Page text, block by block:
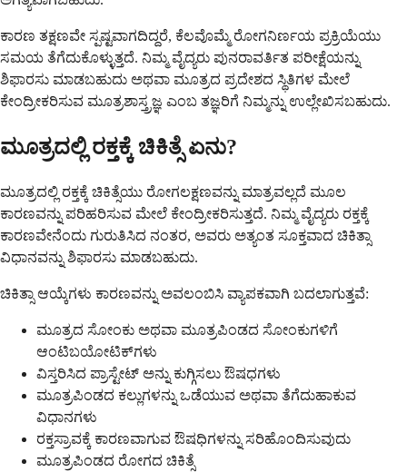
ಕಾರಣ ತಕ್ಷಣವೇ ಸ್ಪಷ್ಟವಾಗದಿದ್ದರೆ, ಕೆಲವೊಮ್ಮೆ ರೋಗನಿರ್ಣಯ ಪ್ರಕ್ರಿಯೆಯು
ಸಮಯ ತೆಗೆದುಕೊಳ್ಳುತ್ತದೆ. ನಿಮ್ಮ ವೈದ್ಯರು ಪುನರಾವರ್ತಿತ ಪರೀಕ್ಷೆಯನ್ನು
ಶಿಫಾರಸು ಮಾಡಬಹುದು ಅಥವಾ ಮೂತ್ರದ ಪ್ರದೇಶದ ಸ್ಥಿತಿಗಳ ಮೇಲೆ
ಕೇಂದ್ರೀಕರಿಸುವ ಮೂತ್ರಶಾಸ್ತ್ರಜ್ಞ ಎಂಬ ತಜ್ಞರಿಗೆ ನಿಮ್ಮನ್ನು ಉಲ್ಲೇಖಿಸಬಹುದು.
ಮೂತ್ರದಲ್ಲಿ ರಕ್ತಕ್ಕೆ ಚಿಕಿತ್ಸೆ ಏನು?
ಮೂತ್ರದಲ್ಲಿ ರಕ್ತಕ್ಕೆ ಚಿಕಿತ್ಸೆಯು ರೋಗಲಕ್ಷಣವನ್ನು ಮಾತ್ರವಲ್ಲದೆ ಮೂಲ
ಕಾರಣವನ್ನು ಪರಿಹರಿಸುವ ಮೇಲೆ ಕೇಂದ್ರೀಕರಿಸುತ್ತದೆ. ನಿಮ್ಮ ವೈದ್ಯರು ರಕ್ತಕ್ಕೆ
ಕಾರಣವೇನೆಂದು ಗುರುತಿಸಿದ ನಂತರ, ಅವರು ಅತ್ಯಂತ ಸೂಕ್ತವಾದ ಚಿಕಿತ್ಸಾ
ವಿಧಾನವನ್ನು ಶಿಫಾರಸು ಮಾಡಬಹುದು.
ಚಿಕಿತ್ಸಾ ಆಯ್ಕೆಗಳು ಕಾರಣವನ್ನು ಅವಲಂಬಿಸಿ ವ್ಯಾಪಕವಾಗಿ ಬದಲಾಗುತ್ತವೆ:
ಮೂತ್ರದ ಸೋಂಕು ಅಥವಾ ಮೂತ್ರಪಿಂಡದ ಸೋಂಕುಗಳಿಗೆ
ಆಂಟಿಬಯೋಟಿಕ್‌ಗಳು
ವಿಸ್ತರಿಸಿದ ಪ್ರಾಸ್ಟೇಟ್ ಅನ್ನು ಕುಗ್ಗಿಸಲು ಔಷಧಗಳು
ಮೂತ್ರಪಿಂಡದ ಕಲ್ಲುಗಳನ್ನು ಒಡೆಯುವ ಅಥವಾ ತೆಗೆದುಹಾಕುವ
ವಿಧಾನಗಳು
ರಕ್ತಸ್ರಾವಕ್ಕೆ ಕಾರಣವಾಗುವ ಔಷಧಿಗಳನ್ನು ಸರಿಹೊಂದಿಸುವುದು
ಮೂತ್ರಪಿಂಡದ ರೋಗದ ಚಿಕಿತ್ಸೆ